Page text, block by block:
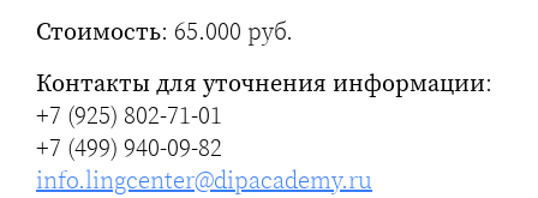
Стоимость: 65.000 руб.
Контакты для уточнения информации:
+7 (925) 802-71-01
+7 (499) 940-09-82
info.lingcenter@dipacademy.ru